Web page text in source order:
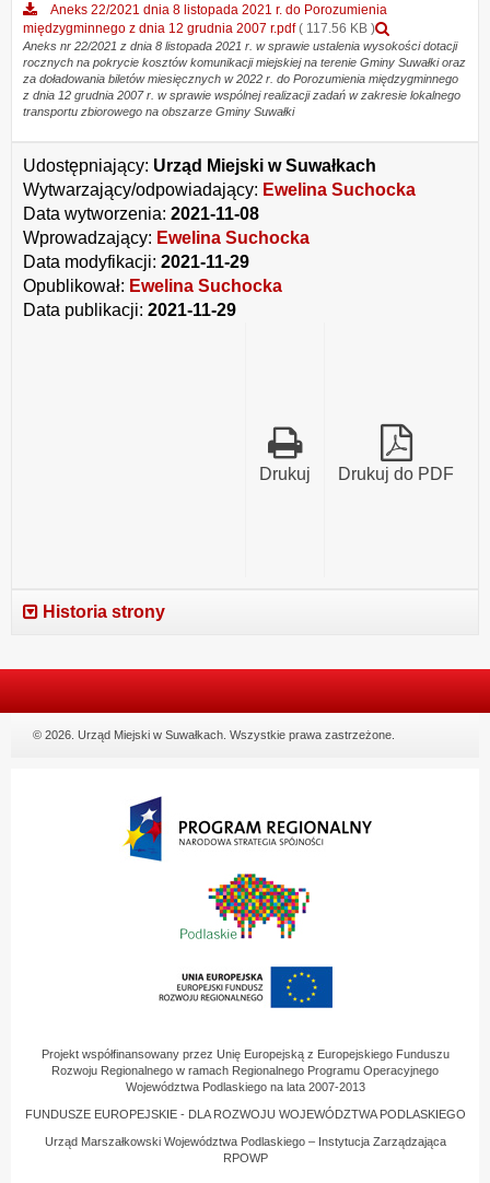
Aneks 22/2021 dnia 8 listopada 2021 r. do Porozumienia
międzygminnego z dnia 12 grudnia 2007 r.pdf ( 117.56 KB )
załącznika
Aneks
22/2021
dnia
listopada
do
Aneks nr 22/2021 z dnia 8 listopada 2021 r. w sprawie ustalenia wysokości dotacji
rocznych na pokrycie kosztów komunikacji miejskiej na terenie Gminy Suwałki oraz
za doładowania biletów miesięcznych w 2022 r. do Porozumienia międzygminnego
z dnia 12 grudnia 2007 r. w sprawie wspólnej realizacji zadań w zakresie lokalnego
transportu zbiorowego na obszarze Gminy Suwałki
Udostępniający: Urząd Miejski w Suwałkach
Wytwarzający/odpowiadający: Ewelina Suchocka
Data wytworzenia: 2021-11-08
Wprowadzający: Ewelina Suchocka
Data modyfikacji: 2021-11-29
Opublikował: Ewelina Suchocka
Data publikacji: 2021-11-29
Drukuj do PDF
Drukuj
Historia strony
© 2026. Urząd Miejski w Suwałkach. Wszystkie prawa zastrzeżone.
Projekt współfinansowany przez Unię Europejską z Europejskiego Funduszu
Rozwoju Regionalnego w ramach Regionalnego Programu Operacyjnego
Województwa Podlaskiego na lata 2007-2013
FUNDUSZE EUROPEJSKIE - DLA ROZWOJU WOJEWÓDZTWA PODLASKIEGO
Urząd Marszałkowski Województwa Podlaskiego – Instytucja Zarządzająca
RPOWP